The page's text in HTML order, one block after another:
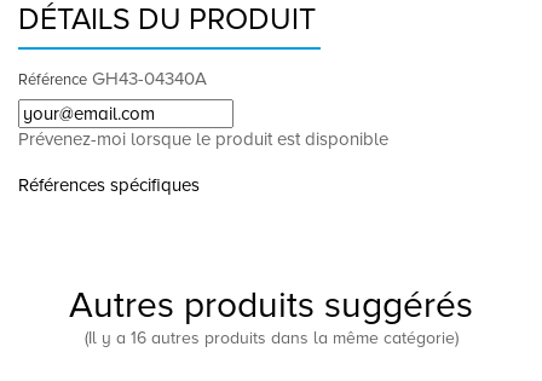
DÉTAILS DU PRODUIT
Référence GH43-04340A
Prévenez-moi lorsque le produit est disponible
Références spécifiques
Autres produits suggérés
(Il y a 16 autres produits dans la même catégorie)